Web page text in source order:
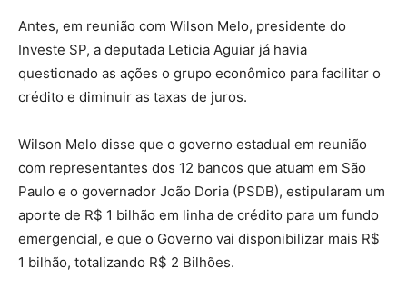
Antes, em reunião com Wilson Melo, presidente do
Investe SP, a deputada Leticia Aguiar já havia
questionado as ações o grupo econômico para facilitar o
crédito e diminuir as taxas de juros.
Wilson Melo disse que o governo estadual em reunião
com representantes dos 12 bancos que atuam em São
Paulo e o governador João Doria (PSDB), estipularam um
aporte de R$ 1 bilhão em linha de crédito para um fundo
emergencial, e que o Governo vai disponibilizar mais R$
1 bilhão, totalizando R$ 2 Bilhões.